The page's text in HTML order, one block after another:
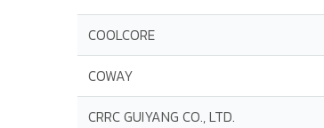
COOLCORE
COWAY
CRRC GUIYANG CO., LTD.